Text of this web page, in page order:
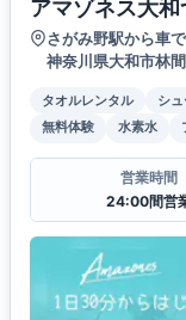
アマゾネス大
さがみ野駅から車
神奈川県大和市林
タオルレンタル シ
無料体験
水素水
営業時間
24:00間営